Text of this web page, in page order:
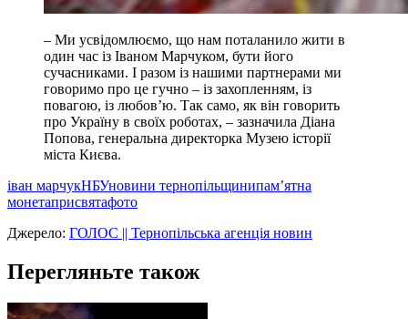
– Ми усвідомлюємо, що нам поталанило жити в
один час із Іваном Марчуком, бути його
сучасниками. І разом із нашими партнерами ми
говоримо про це гучно – із захопленням, із
повагою, із любов’ю. Так само, як він говорить
про Україну в своїх роботах, – зазначила Діана
Попова, генеральна директорка Музею історії
міста Києва.
іван марчукНБУновини тернопільщинипам’ятна
монетаприсвятафото
Джерело: ГОЛОС || Тернопільська агенція новин
Перегляньте також